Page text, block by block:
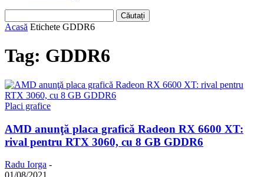
Acasă Etichete GDDR6
Tag: GDDR6
Placi grafice
AMD anunţă placa grafică Radeon RX 6600 XT:
rival pentru RTX 3060, cu 8 GB GDDR6
Radu Iorga -